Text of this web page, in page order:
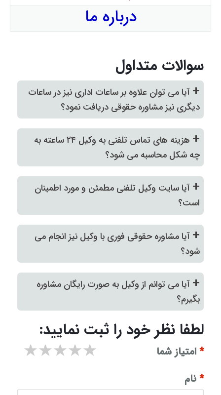
درباره ما
سوالات متداول
+ آیا می توان علاوه بر ساعات اداری نیز در ساعات
دیگری نیز مشاوره حقوقی دریافت نمود؟
+
هزینه های تماس تلفنی به وکیل ۲۴ ساعته به
چه شکل محاسبه می شود؟
+ آیا سایت وکیل تلفنی مطمئن و مورد اطمینان
است؟
+ آیا مشاوره حقوقی فوری با وکیل نیز انجام می
شود؟
+ آیا می توانم از وکیل به صورت رایگان مشاوره
بگیرم؟
لطفا نظر خود را ثبت نمایید:
*امتیاز شما ۵ stars ۴ stars ۳ stars ۲ stars
*نام